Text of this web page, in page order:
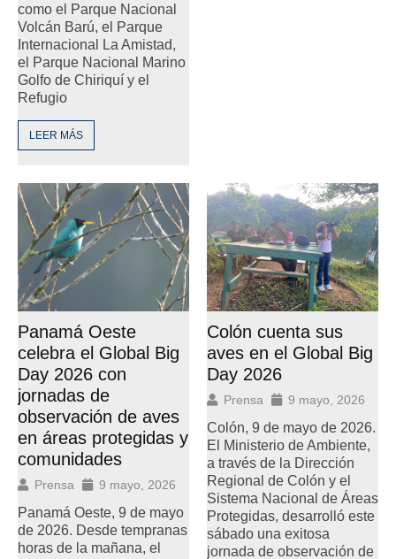
como el Parque Nacional
Volcán Barú, el Parque
Internacional La Amistad,
el Parque Nacional Marino
Golfo de Chiriquí y el
Refugio
LEER MÁS
Panamá Oeste
celebra el Global Big
Day 2026 con
jornadas de
observación de aves
en áreas protegidas y
comunidades
Prensa 9 mayo, 2026
Panamá Oeste, 9 de mayo
de 2026. Desde tempranas
horas de la mañana, el
Colón cuenta sus
aves en el Global Big
Day 2026
Prensa 9 mayo, 2026
Colón, 9 de mayo de 2026.
El Ministerio de Ambiente,
a través de la Dirección
Regional de Colón y el
Sistema Nacional de Áreas
Protegidas, desarrolló este
sábado una exitosa
jornada de observación de